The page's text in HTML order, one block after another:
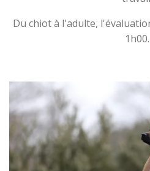
Du chiot à l'adulte,
1h00.